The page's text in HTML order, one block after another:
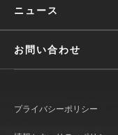
Wantedly Hire
業績ハイライト(グラフ)
IRライブラリ
価値観
働く環境
ニュース
すべて
メディア
お問い合わせ
IR情報に関して
プライバシーポリシー